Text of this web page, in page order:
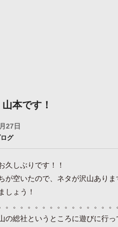
本です！
27日
グ
久しぶりです！！
が空いたので、ネタが沢山ありま
しょう！
。。。。。。。。。。。。。。
の総社というところに遊びに行っ